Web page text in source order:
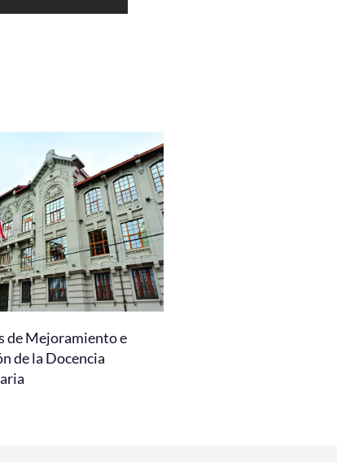
de Mejoramiento e
de la Docencia